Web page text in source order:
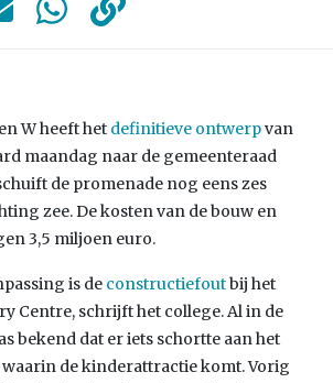
W heeft het definitieve ontwerpvan
maandag naar de gemeenteraad
de promenade nog eens zes
zee. De kosten van de bouw en
3,5 miljoen euro.
is de constructiefoutbij het
Centre, schrijft het college. Al in de
bekend dat er iets schortte aan het
waarin de kinderattractie komt. Vorig